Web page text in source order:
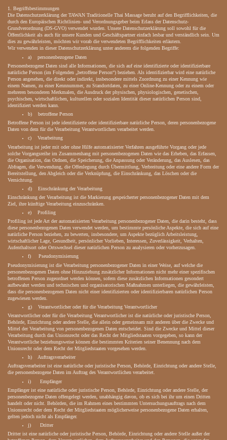
1. Begriffsbestimmungen
Die Datenschutzerklärung der TAWAN Traditionelle Thai Massage beruht auf den Begrifflichkeiten, die
durch den Europäischen Richtlinien- und Verordnungsgeber beim Erlass der Datenschutz-
Grundverordnung (DS-GVO) verwendet wurden. Unsere Datenschutzerklärung soll sowohl für die
Öffentlichkeit als auch für unsere Kunden und Geschäftspartner einfach lesbar und verständlich sein. Um
dies zu gewährleisten, möchten wir vorab die verwendeten Begrifflichkeiten erläutern.
Wir verwenden in dieser Datenschutzerklärung unter anderem die folgenden Begriffe:
a) personenbezogene Daten
Personenbezogene Daten sind alle Informationen, die sich auf eine identifizierte oder identifizierbare
natürliche Person (im Folgenden „betroffene Person“) beziehen. Als identifizierbar wird eine natürliche
Person angesehen, die direkt oder indirekt, insbesondere mittels Zuordnung zu einer Kennung wie
einem Namen, zu einer Kennnummer, zu Standortdaten, zu einer Online-Kennung oder zu einem oder
mehreren besonderen Merkmalen, die Ausdruck der physischen, physiologischen, genetischen,
psychischen, wirtschaftlichen, kulturellen oder sozialen Identität dieser natürlichen Person sind,
identifiziert werden kann.
b) betroffene Person
Betroffene Person ist jede identifizierte oder identifizierbare natürliche Person, deren personenbezogene
Daten von dem für die Verarbeitung Verantwortlichen verarbeitet werden.
c) Verarbeitung
Verarbeitung ist jeder mit oder ohne Hilfe automatisierter Verfahren ausgeführte Vorgang oder jede
solche Vorgangsreihe im Zusammenhang mit personenbezogenen Daten wie das Erheben, das Erfassen,
die Organisation, das Ordnen, die Speicherung, die Anpassung oder Veränderung, das Auslesen, das
Abfragen, die Verwendung, die Offenlegung durch Übermittlung, Verbreitung oder eine andere Form der
Bereitstellung, den Abgleich oder die Verknüpfung, die Einschränkung, das Löschen oder die
Vernichtung.
d) Einschränkung der Verarbeitung
Einschränkung der Verarbeitung ist die Markierung gespeicherter personenbezogener Daten mit dem
Ziel, ihre künftige Verarbeitung einzuschränken.
e) Profiling
Profiling ist jede Art der automatisierten Verarbeitung personenbezogener Daten, die darin besteht, dass
diese personenbezogenen Daten verwendet werden, um bestimmte persönliche Aspekte, die sich auf eine
natürliche Person beziehen, zu bewerten, insbesondere, um Aspekte bezüglich Arbeitsleistung,
wirtschaftlicher Lage, Gesundheit, persönlicher Vorlieben, Interessen, Zuverlässigkeit, Verhalten,
Aufenthaltsort oder Ortswechsel dieser natürlichen Person zu analysieren oder vorherzusagen.
f) Pseudonymisierung
Pseudonymisierung ist die Verarbeitung personenbezogener Daten in einer Weise, auf welche die
personenbezogenen Daten ohne Hinzuziehung zusätzlicher Informationen nicht mehr einer spezifischen
betroffenen Person zugeordnet werden können, sofern diese zusätzlichen Informationen gesondert
aufbewahrt werden und technischen und organisatorischen Maßnahmen unterliegen, die gewährleisten,
dass die personenbezogenen Daten nicht einer identifizierten oder identifizierbaren natürlichen Person
zugewiesen werden.
g) Verantwortlicher oder für die Verarbeitung Verantwortlicher
Verantwortlicher oder für die Verarbeitung Verantwortlicher ist die natürliche oder juristische Person,
Behörde, Einrichtung oder andere Stelle, die allein oder gemeinsam mit anderen über die Zwecke und
Mittel der Verarbeitung von personenbezogenen Daten entscheidet. Sind die Zwecke und Mittel dieser
Verarbeitung durch das Unionsrecht oder das Recht der Mitgliedstaaten vorgegeben, so kann der
Verantwortliche beziehungsweise können die bestimmten Kriterien seiner Benennung nach dem
Unionsrecht oder dem Recht der Mitgliedstaaten vorgesehen werden.
h) Auftragsverarbeiter
Auftragsverarbeiter ist eine natürliche oder juristische Person, Behörde, Einrichtung oder andere Stelle,
die personenbezogene Daten im Auftrag des Verantwortlichen verarbeitet.
i) Empfänger
Empfänger ist eine natürliche oder juristische Person, Behörde, Einrichtung oder andere Stelle, der
personenbezogene Daten offengelegt werden, unabhängig davon, ob es sich bei ihr um einen Dritten
handelt oder nicht. Behörden, die im Rahmen eines bestimmten Untersuchungsauftrags nach dem
Unionsrecht oder dem Recht der Mitgliedstaaten möglicherweise personenbezogene Daten erhalten,
gelten jedoch nicht als Empfänger.
j) Dritter
Dritter ist eine natürliche oder juristische Person, Behörde, Einrichtung oder andere Stelle außer der